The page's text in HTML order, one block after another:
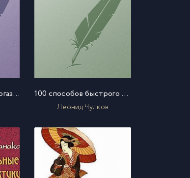
100 разнообразных оргазмов в течение месяца 100 способов быстрого удовлетворения
Леонид Чулков